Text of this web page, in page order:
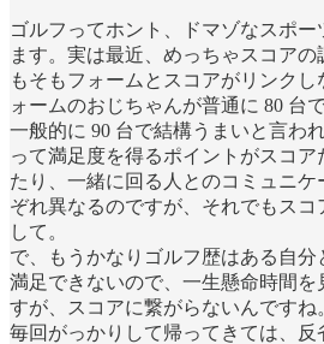
ゴルフってホント、ドマゾなスポ
ます。実は最近、めっちゃスコア
もそもフォームとスコアがリンク
ォームのおじちゃんが普通に 80 台
一般的に 90 台で結構うまいと言わ
って満足度を得るポイントがスコ
たり、一緒に回る人とのコミュニ
ぞれ異なるのですが、それでもスコ
して。
で、もうかなりゴルフ歴はある自分
満足できないので、一生懸命時間
すが、スコアに繋がらないんですね
毎回がっかりして帰ってきては、